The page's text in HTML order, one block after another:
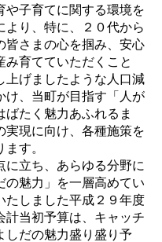
子育てに関する環境を
より、特に、２０代から
皆さまの心を掴み、安心
み育てていただくこと
上げましたような人口減
け、当町が目指す「人が
たく魅力あふれるま
現に向け、各種施策を
す。
立ち、あらゆる分野に
の魅力」を一層高めてい
たしました平成２９年度
計当初予算は、キャッチ
しだの魅力盛り盛り予